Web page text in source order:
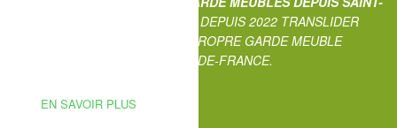
. EN EFFET DEPUIS 2022 TRANSLIDER
DEMENAGEMENT GÈRE SON PROPRE GARDE MEUBLE
DISPONIBLE SUR TOUTE L'ILE-DE-FRANCE.
EN SAVOIR PLUS